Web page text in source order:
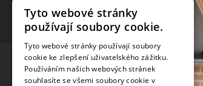
Tyto webové stránky
používají soubory cookie.
Tyto webové stránky používají soubory
cookie ke zlepšení uživatelského zážitku.
Používáním našich webových stránek
souhlasíte se všemi soubory cookie v